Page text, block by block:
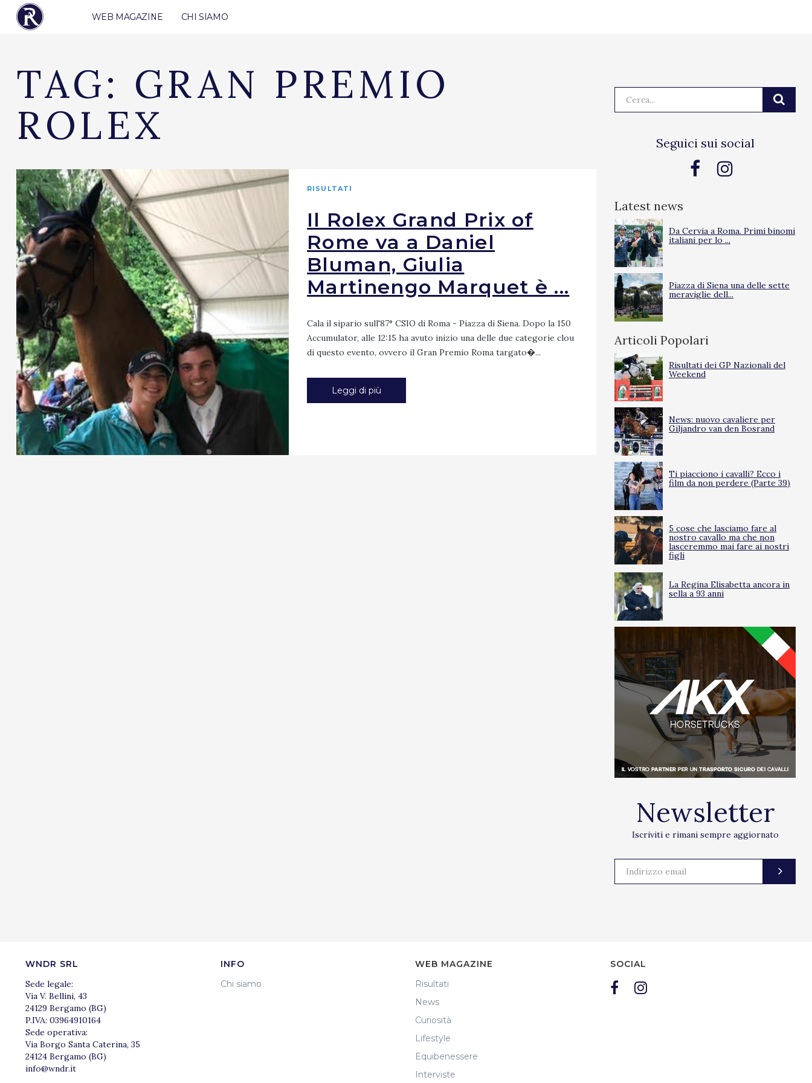
WEB MAGAZINE CHI SIAMO
TAG: GRAN PREMIO
ROLEX
RISULTATI
Il Rolex Grand Prix of
Rome va a Daniel
Bluman, Giulia
Martinengo Marquet è ...
Cala il sipario sull'87° CSIO di Roma - Piazza di Siena. Dopo la 150
Accumulator, alle 12:15 ha avuto inizio una delle due categorie clou
di questo evento, ovvero il Gran Premio Roma targato�...
Leggi di più
Seguici sui social
Latest news
Da Cervia a Roma. Primi binomi
italiani per lo ...
Piazza di Siena una delle sette
meraviglie dell...
Articoli Popolari
Risultati dei GP Nazionali del
Weekend
News: nuovo cavaliere per
Giljandro van den Bosrand
Ti piacciono i cavalli? Ecco i
film da non perdere (Parte 39)
5 cose che lasciamo fare al
nostro cavallo ma che non
lasceremmo mai fare ai nostri
figli
La Regina Elisabetta ancora in
sella a 93 anni
Newsletter
Iscriviti e rimani sempre aggiornato
WNDR SRL
Sede legale:
Via V. Bellini, 43
24129 Bergamo (BG)
P.IVA: 03964910164
Sede operativa:
Via Borgo Santa Caterina, 35
24124 Bergamo (BG)
info@wndr.it
INFO
Chi siamo
WEB MAGAZINE
Risultati
News
Curiosità
Lifestyle
Equibenessere
Interviste
SOCIAL